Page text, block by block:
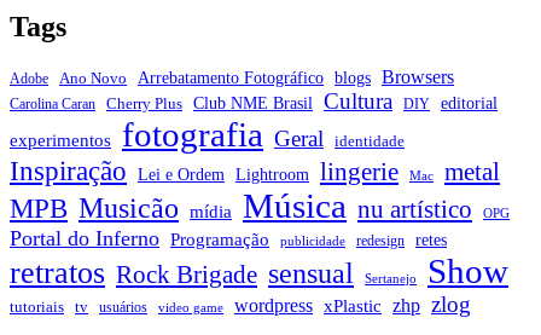
Post
Tags
Adobe Ano Novo Arrebatamento Fotográfico blogs Browsers
Carolina Caran Cherry Plus Club NME Brasil Cultura DIY
editorial
experimentos
fotografia Geral identidade
Inspiração Lei e Ordem Lightroom lingerie Mac metal
MPB Musicão mídia Música nu artístico OPG
Portal do Inferno Programação publicidade redesign retes
retratos Rock Brigade sensual Sertanejo Show
tutoriais tv usuários video game wordpress xPlastic zhp zlog